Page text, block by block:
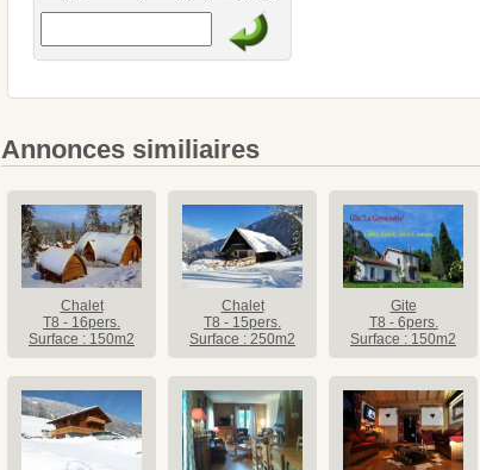
Annonces similiaires
Chalet
T8 - 16pers.
Surface : 150m2
Chalet
T8 - 15pers.
Surface : 250m2
Gite
T8 - 6pers.
Surface : 150m2